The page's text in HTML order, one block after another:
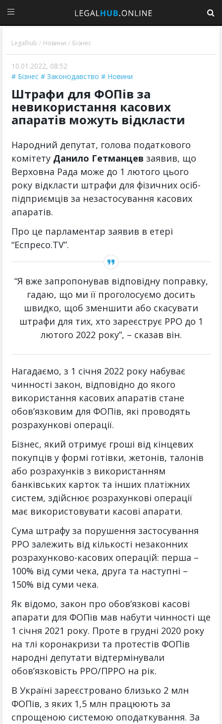
Legalhub / Новини / Бізнес
10.01.2022, 08:52
Бізнес
Законодавство Новини
Штрафи для ФОПів за
невикористання касових
апаратів можуть відкласти
Народний депутат, голова податкового
комітету Данило Гетманцев заявив, що
Верховна Рада може до 1 лютого цього
року відкласти штрафи для фізичних осіб-
підприємців за незастосування касових
апаратів.
Про це парламентар заявив в етері
“Еспресо.TV”.
“Я вже запропонував відповідну поправку,
гадаю, що ми її проголосуємо досить
швидко, щоб зменшити або скасувати
штрафи для тих, хто зареєструє РРО до 1
лютого 2022 року”, – сказав він.
Нагадаємо, з 1 січня 2022 року набуває
чинності закон, відповідно до якого
використання касових апаратів стане
обов’язковим для ФОПів, які проводять
розрахункові операції.
Бізнес, який отримує гроші від кінцевих
покупців у формі готівки, жетонів, талонів
або розрахунків з використанням
банківських карток та інших платіжних
систем, здійснює розрахункові операції
має використовувати касові апарати.
Сума штрафу за порушення застосування
РРО залежить від кількості незаконних
розрахунково-касових операцій: перша –
100% від суми чека, друга та наступні –
150% від суми чека.
Як відомо, закон про обов’язкові касові
апарати для ФОПів мав набути чинності ще
1 січня 2021 року. Проте в грудні 2020 року
на тлі коронакризи та протестів ФОПів
народні депутати відтермінували
обов’язковість РРО/ПРРО на рік.
В Україні зареєстровано близько 2 млн
ФОПів, з яких 1,5 млн працюють за
спрощеною системою оподаткування. За